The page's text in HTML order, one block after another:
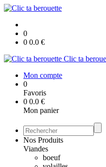
0
0 0.0 €
Clic ta
Mon compte
0
Favoris
0 0.0 €
Mon panier
Nos Produits
Viandes
boeuf